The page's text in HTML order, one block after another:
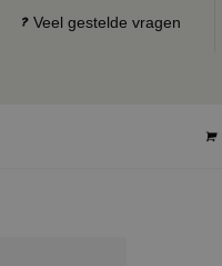
Veel gestelde vragen